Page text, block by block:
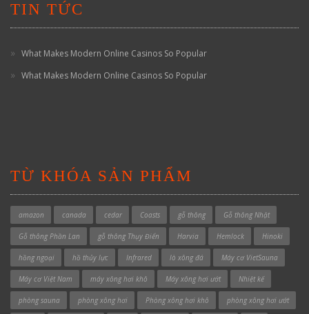
TIN TỨC
What Makes Modern Online Casinos So Popular
What Makes Modern Online Casinos So Popular
TỪ KHÓA SẢN PHẨM
amazon canada cedar Coasts gỗ thông Gỗ thông Nhật
Gỗ thông Phần Lan gỗ thông Thụy Điển Harvia Hemlock Hinoki
hồng ngoại hồ thủy lực Infrared lò xông đá Máy cơ VietSauna
Máy cơ Việt Nam máy xông hơi khô Máy xông hơi ướt Nhiệt kế
phòng sauna phòng xông hơi Phòng xông hơi khô phòng xông hơi ướt